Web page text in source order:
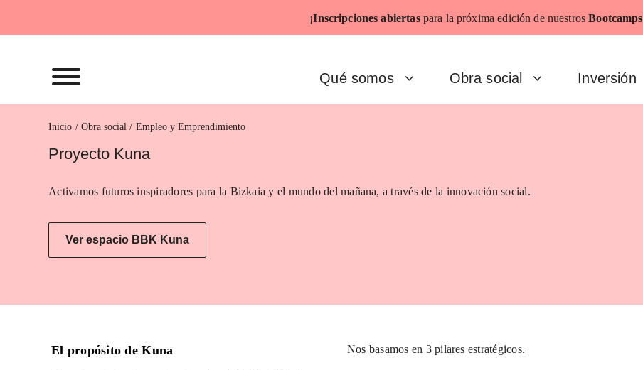
¡Inscripciones abiertaspara la próxima edición de nuestrosBootcamps
Qué somos Obra social Inversión
Inicio Empleo y Emprendimiento
Proyecto Kuna
Activamos futuros inspiradores para la Bizkaia y el mundo del mañana, a través de la innovación social.
Ver espacio BBK Kuna
El propósito de Kuna Nos basamos en 3 pilares estratégicos.